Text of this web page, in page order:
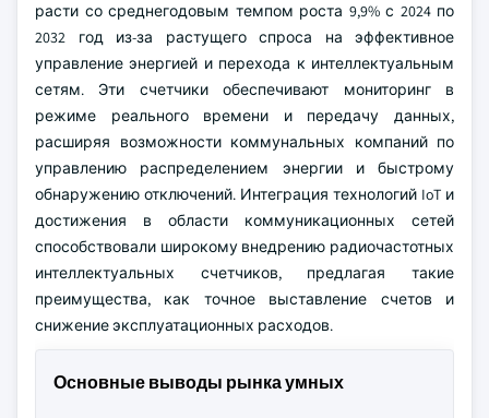
расти со среднегодовым темпом роста 9,9% с 2024 по
2032 год из-за растущего спроса на эффективное
управление энергией и перехода к интеллектуальным
сетям. Эти счетчики обеспечивают мониторинг в
режиме реального времени и передачу данных,
расширяя возможности коммунальных компаний по
управлению распределением энергии и быстрому
обнаружению отключений. Интеграция технологий IoT и
достижения в области коммуникационных сетей
способствовали широкому внедрению радиочастотных
интеллектуальных счетчиков, предлагая такие
преимущества, как точное выставление счетов и
снижение эксплуатационных расходов.
Основные выводы рынка умных